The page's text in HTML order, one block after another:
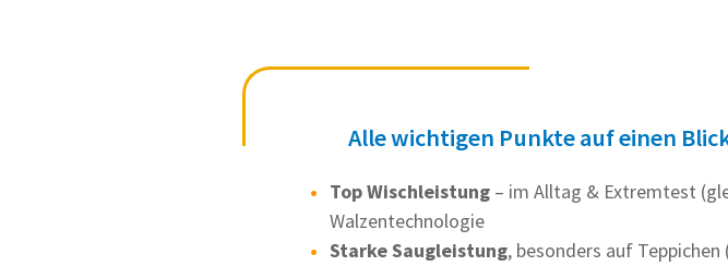
Alle wichtigen Punkte auf einen
Top Wischleistung – im Alltag & Extremtest
Walzentechnologie
Starke Saugleistung, besonders auf Teppichen